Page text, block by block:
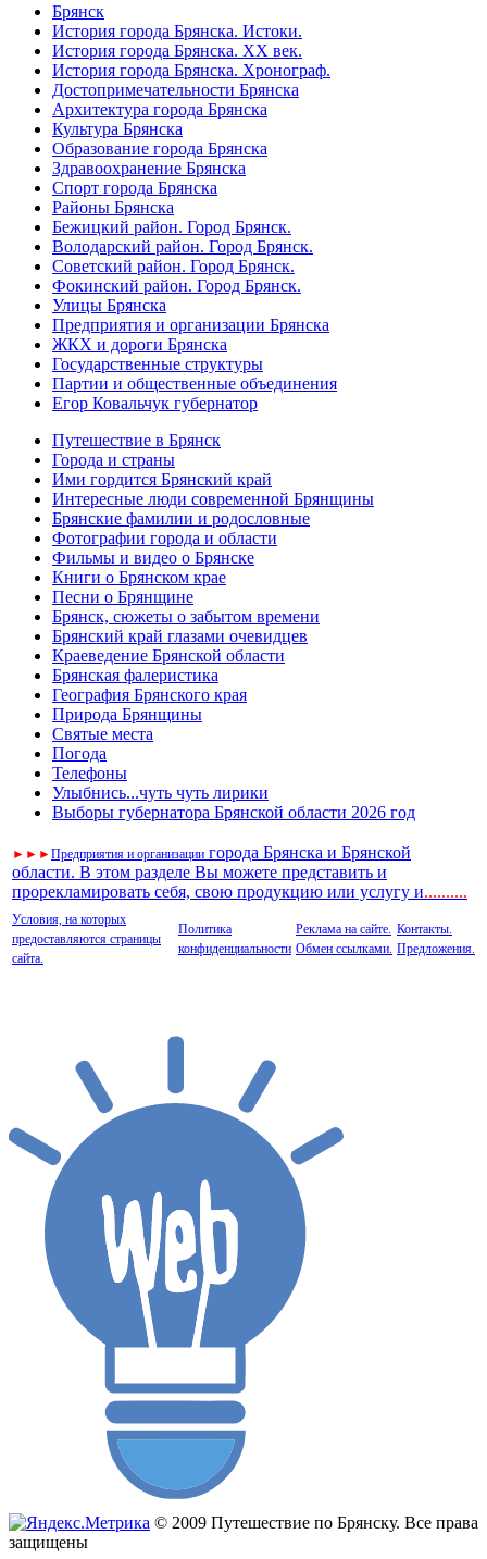
Брянск
История города Брянска. Истоки.
История города Брянска. XX век.
История города Брянска. Хронограф.
Достопримечательности Брянска
Архитектура города Брянска
Культура Брянска
Образование города Брянска
Здравоохранение Брянска
Спорт города Брянска
Районы Брянска
Бежицкий район. Город Брянск.
Володарский район. Город Брянск.
Советский район. Город Брянск.
Фокинский район. Город Брянск.
Улицы Брянска
Предприятия и организации Брянска
ЖКХ и дороги Брянска
Государственные структуры
Партии и общественные объединения
Егор Ковальчук губернатор
Путешествие в Брянск
Города и страны
Ими гордится Брянский край
Интересные люди современной Брянщины
Брянские фамилии и родословные
Фотографии города и области
Фильмы и видео о Брянске
Книги о Брянском крае
Песни о Брянщине
Брянск, сюжеты о забытом времени
Брянский край глазами очевидцев
Краеведение Брянской области
Брянская фалеристика
География Брянского края
Природа Брянщины
Святые места
Погода
Телефоны
Улыбнись...чуть чуть лирики
Выборы губернатора Брянской области 2026 год
► ► ►Предприятия и организации города Брянска и Брянской
области. В этом разделе Вы можете представить и
прорекламировать себя, свою продукцию или услугу и..........
Условия, на которых
предоставляются страницы
сайта.
Политика
конфиденциальности
Реклама на сайте.
Обмен ссылками.
Контакты.
Предложения.
© 2009 Путешествие по Брянску. Все права
защищены